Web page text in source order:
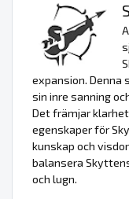
expansion.
sin inre sanning
Det främjar
egenskaper för
kunskap och
balansera
och lugn.